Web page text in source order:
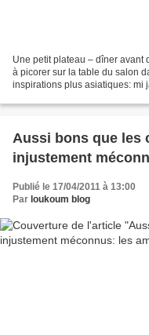
Une petit plateau – dîner avant
à picorer sur la table du salon
inspirations plus asiatiques:
Aussi bons que les
injustement
Publié le 17/04/2011 à 13:00
Par loukoum blog